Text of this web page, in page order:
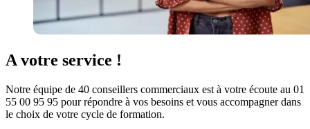
A votre service !
Notre équipe de 40 conseillers commerciaux est à votre écoute au 01
55 00 95 95 pour répondre à vos besoins et vous accompagner dans
le choix de votre cycle de formation.